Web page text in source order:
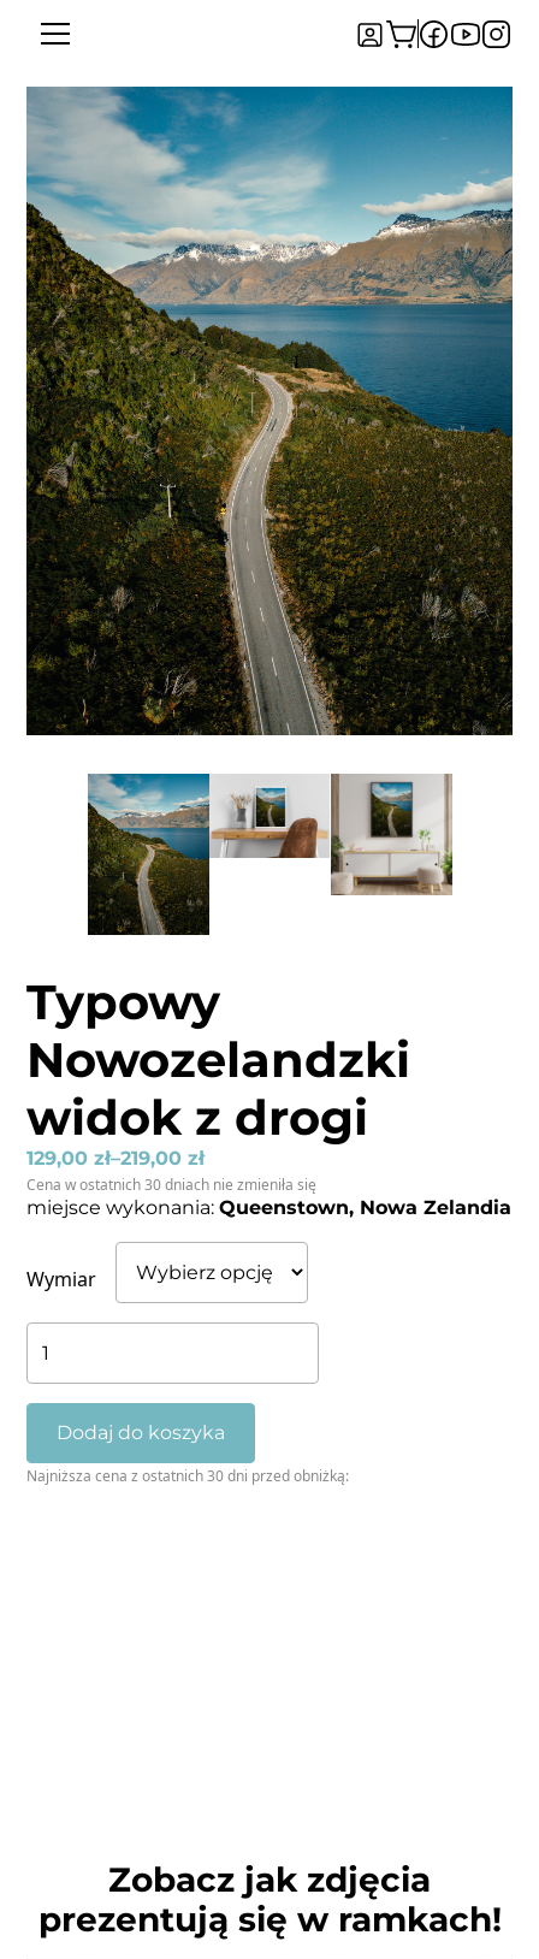
Typowy
Nowozelandzki
widok z drogi
129,00zł–219,00zł
Cena w ostatnich 30 dniach nie zmieniła się
miejsce wykonania:Queenstown, Nowa Zelandia
Wymiar
Typowy
widok
drogi
Dodaj do koszyka
Najniższa cena z ostatnich 30 dni przed obniżką:
Zobacz jak zdjęcia
prezentują się w ramkach!